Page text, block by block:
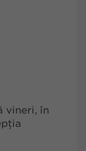
vineri, în